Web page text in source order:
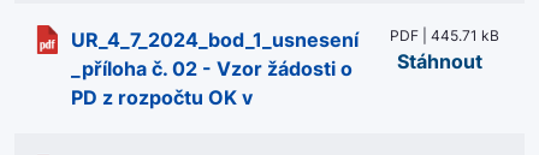
UR_4_7_2024_bod_1_usnesení
_příloha č. 02 - Vzor žádosti o
PD z rozpočtu OK v
PDF | 445.71 kB
Stáhnout